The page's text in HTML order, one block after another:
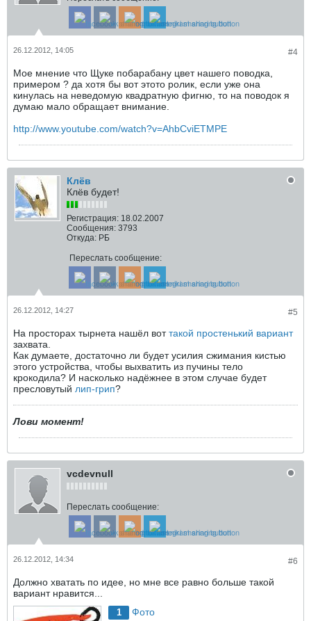
#4
26.12.2012, 14:05
Мое мнение что Щуке побарабану цвет нашего поводка,
примером ? да хотя бы вот этото ролик, если уже она
кинулась на неведомую квадратную фигню, то на поводок я
думаю мало обращает внимание.
http://www.youtube.com/watch?v=AhbCviETMPE
Клёв
Клёв будет!
Регистрация: 18.02.2007
Сообщения: 3793
Откуда: РБ
Переслать сообщение:
#5
26.12.2012, 14:27
На просторах тырнета нашёл воттакой простенький вариант
захвата.
Как думаете, достаточно ли будет усилия сжимания кистью
этого устройства, чтобы выхватить из пучины тело
крокодила? И насколько надёжнее в этом случае будет
пресловутый лип-грип?
Лови момент!
vcdevnull
Переслать сообщение:
#6
26.12.2012, 14:34
Должно хватать по идее, но мне все равно больше такой
вариант нравится...
1 Фото